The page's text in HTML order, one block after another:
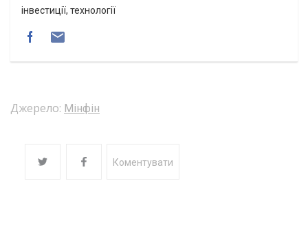
інвестиції, технології
Джерело: Мінфін
Коментувати